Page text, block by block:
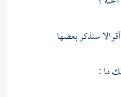
سنذكر بعضها
ما :